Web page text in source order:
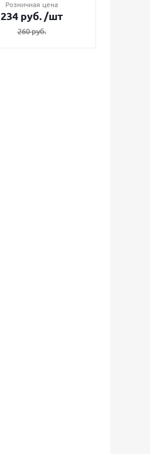
Розничная цена
234 руб. /шт
260руб.